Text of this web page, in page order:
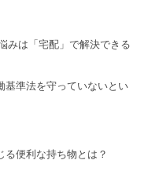
みは「宅配」で解決できる
基準法を守っていないとい
便利な持ち物とは？